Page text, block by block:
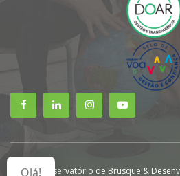
© 2021 Observatório de Brusque &
Olá!